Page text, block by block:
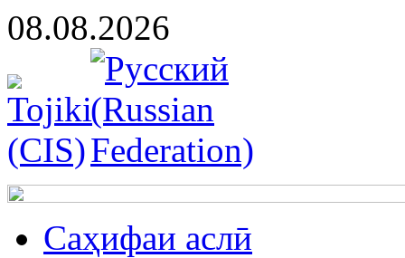
08.08.2026
Cаҳифаи аслӣ